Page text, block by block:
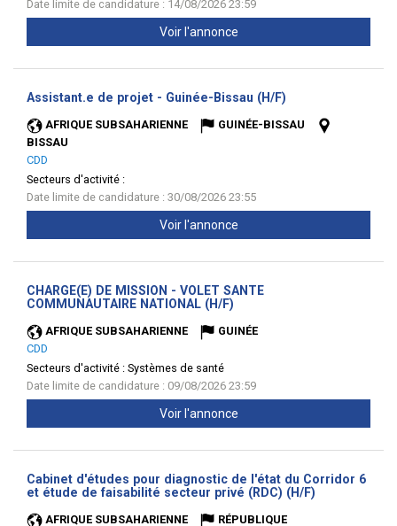
Date limite de candidature : 14/08/2026 23:59
Voir l'annonce
Assistant.e de projet - Guinée-Bissau (H/F)
AFRIQUE SUBSAHARIENNE
GUINÉE-BISSAU
BISSAU
CDD
Secteurs d'activité :
Date limite de candidature : 30/08/2026 23:55
Voir l'annonce
CHARGE(E) DE MISSION - VOLET SANTE
COMMUNAUTAIRE NATIONAL (H/F)
AFRIQUE SUBSAHARIENNE
GUINÉE
CDD
Secteurs d'activité : Systèmes de santé
Date limite de candidature : 09/08/2026 23:59
Voir l'annonce
Cabinet d'études pour diagnostic de l'état du Corridor 6
et étude de faisabilité secteur privé (RDC) (H/F)
AFRIQUE SUBSAHARIENNE
RÉPUBLIQUE